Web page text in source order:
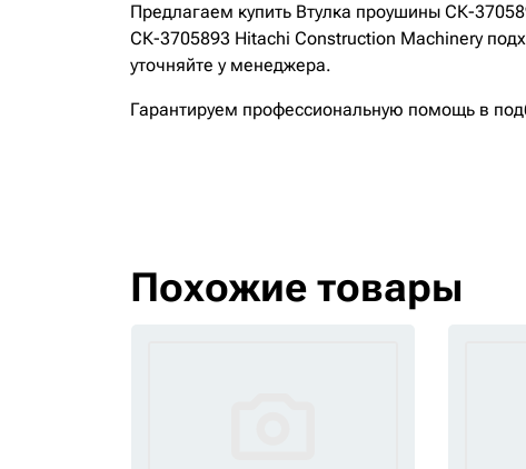
Предлагаем купить Втулка проушины СК-
СК-3705893 Hitachi Construction Machinery
уточняйте у менеджера.
Гарантируем профессиональную помощь в
Похожие товары